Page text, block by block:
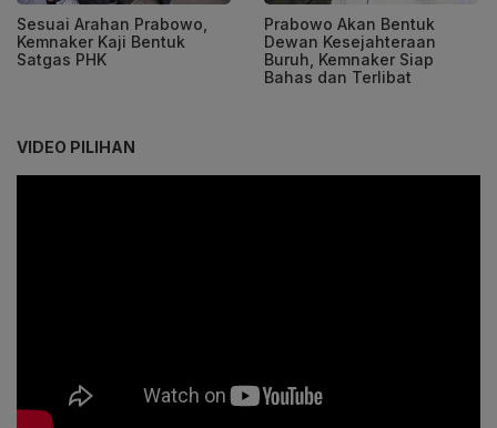
Sesuai Arahan Prabowo,
Kemnaker Kaji Bentuk
Satgas PHK
Prabowo Akan Bentuk
Dewan Kesejahteraan
Buruh, Kemnaker Siap
Bahas dan Terlibat
VIDEO PILIHAN